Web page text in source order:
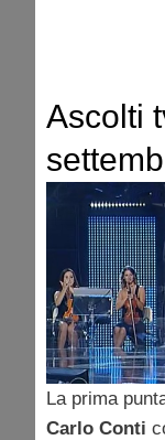
Ascolti
Migliori
vince
Quarto
La prima
Carlo Conti